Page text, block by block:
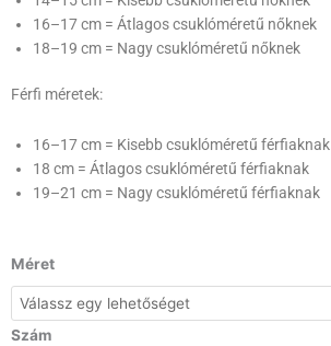
16–17 cm = Átlagos csuklóméretű nőknek
18–19 cm = Nagy csuklóméretű nőknek
Férfi méretek:
16–17 cm = Kisebb csuklóméretű férfiaknak
18 cm = Átlagos csuklóméretű férfiaknak
19–21 cm = Nagy csuklóméretű férfiaknak
Méret
Szám
APA
feliratos
Mezszámos